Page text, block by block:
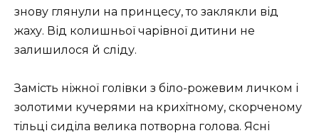
знову глянули на принцесу, то заклякли від
жаху. Від колишньої чарівної дитини не
залишилося й сліду.
Замість ніжної голівки з біло-рожевим личком і
золотими кучерями на крихітному, скорченому
тільці сиділа велика потворна голова. Ясні